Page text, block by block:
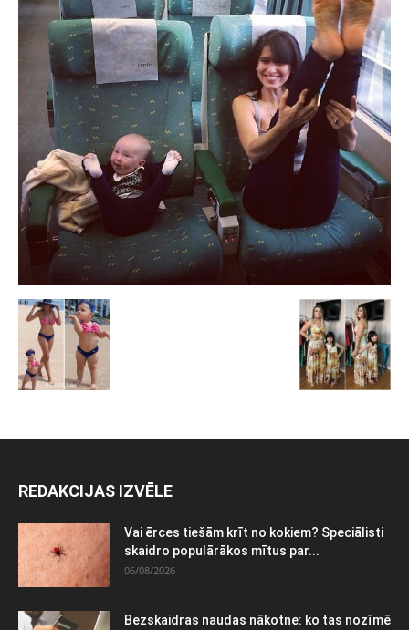
REDAKCIJAS IZVĒLE
Vai ērces tiešām krīt no kokiem? Speciālisti
skaidro populārākos mītus par...
06/08/2026
Bezskaidras naudas nākotne: ko tas nozīmē